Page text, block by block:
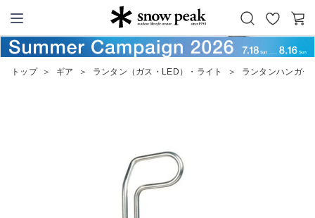
Snow Peak
お
気
カ
ー
トップ ＞ ギア ＞ ランタン（ガス・LED）・ライト ＞ ランタンハンガー